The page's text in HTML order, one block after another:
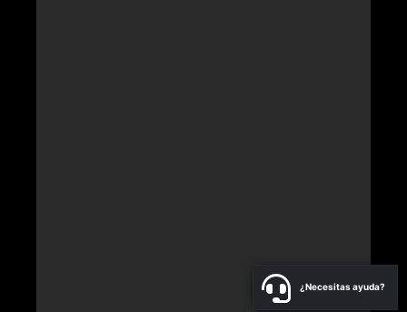
¿Necesitas ayuda?